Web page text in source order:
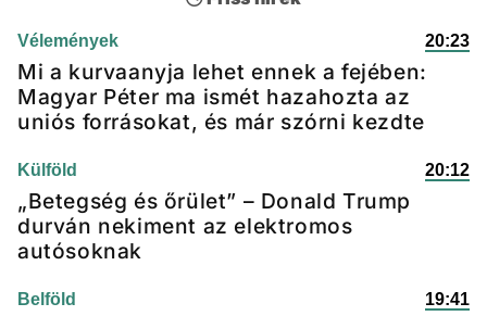
Vélemények 20:23
Mi a kurvaanyja lehet ennek a fejében:
Magyar Péter ma ismét hazahozta az
uniós forrásokat, és már szórni kezdte
Külföld 20:12
„Betegség és őrület” – Donald Trump
durván nekiment az elektromos
autósoknak
Belföld 19:41